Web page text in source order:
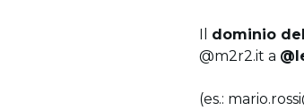
Il dominio
@m2r2.it a
(es.: